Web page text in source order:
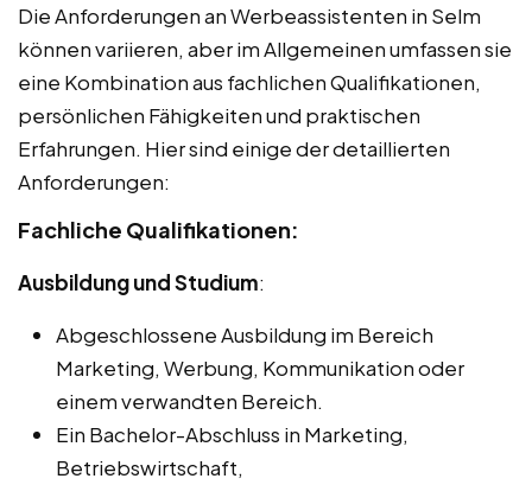
Die Anforderungen an Werbeassistenten in Selm
können variieren, aber im Allgemeinen umfassen sie
eine Kombination aus fachlichen Qualifikationen,
persönlichen Fähigkeiten und praktischen
Erfahrungen. Hier sind einige der detaillierten
Anforderungen:
Fachliche Qualifikationen:
Ausbildung und Studium:
Abgeschlossene Ausbildung im Bereich
Marketing, Werbung, Kommunikation oder
einem verwandten Bereich.
Ein Bachelor-Abschluss in Marketing,
Betriebswirtschaft,